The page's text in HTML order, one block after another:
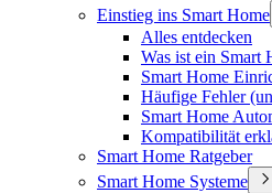
Einstieg ins Smart Home
Alles entdecken
Was ist ein Smart
Smart Home
Häufige Fehler
Smart Home
Kompatibilität
Smart Home Ratgeber
Smart Home Systeme